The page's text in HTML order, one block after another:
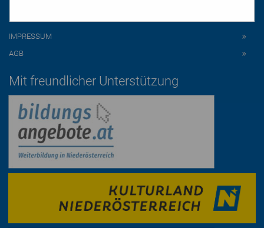
DATENSCHUTZ
IMPRESSUM
AGB
Mit freundlicher Unterstützung